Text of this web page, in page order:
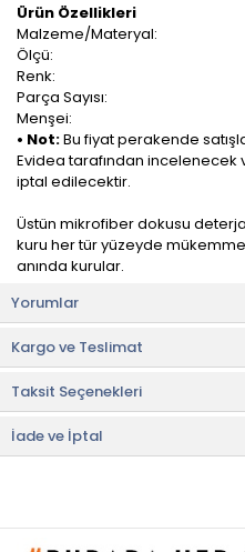
Ürün Özellikleri
Malzeme/Materyal:
Ölçü:
Renk:
Parça Sayısı:
Menşei:
• Not:Bu fiyat perakende
Evidea tarafından
iptal edilecektir.
Üstün mikrofiber dokusu
kuru her tür yüzeyde
anında kurular.
Özel mikrofiber dokusu
ve leke bırakmaz.
Çamaşır suyuna dayanıklıdır.
Yorumlar
Kargo ve Teslimat
Taksit Seçenekleri
İade ve İptal